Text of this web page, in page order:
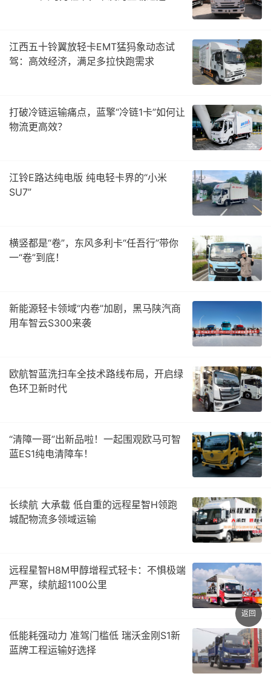
江西五十铃翼放轻卡EMT猛犸象动态试
驾：高效经济，满足多拉快跑需求
打破冷链运输痛点，蓝擎“冷链1卡”如何让
物流更高效？
江铃E路达纯电版 纯电轻卡界的“小米
SU7”
横竖都是“卷”，东风多利卡“任吾行”带你
一“卷”到底！
新能源轻卡领域“内卷”加剧，黑马陕汽商
用车智云S300来袭
欧航智蓝洗扫车全技术路线布局，开启绿
色环卫新时代
“清障一哥”出新品啦！一起围观欧马可智
蓝ES1纯电清障车！
长续航 大承载 低自重的远程星智H领跑
城配物流多领域运输
远程星智H8M甲醇增程式轻卡：不惧极端
严寒，续航超1100公里
低能耗强动力 准驾门槛低 瑞沃金刚S1新
蓝牌工程运输好选择
返回